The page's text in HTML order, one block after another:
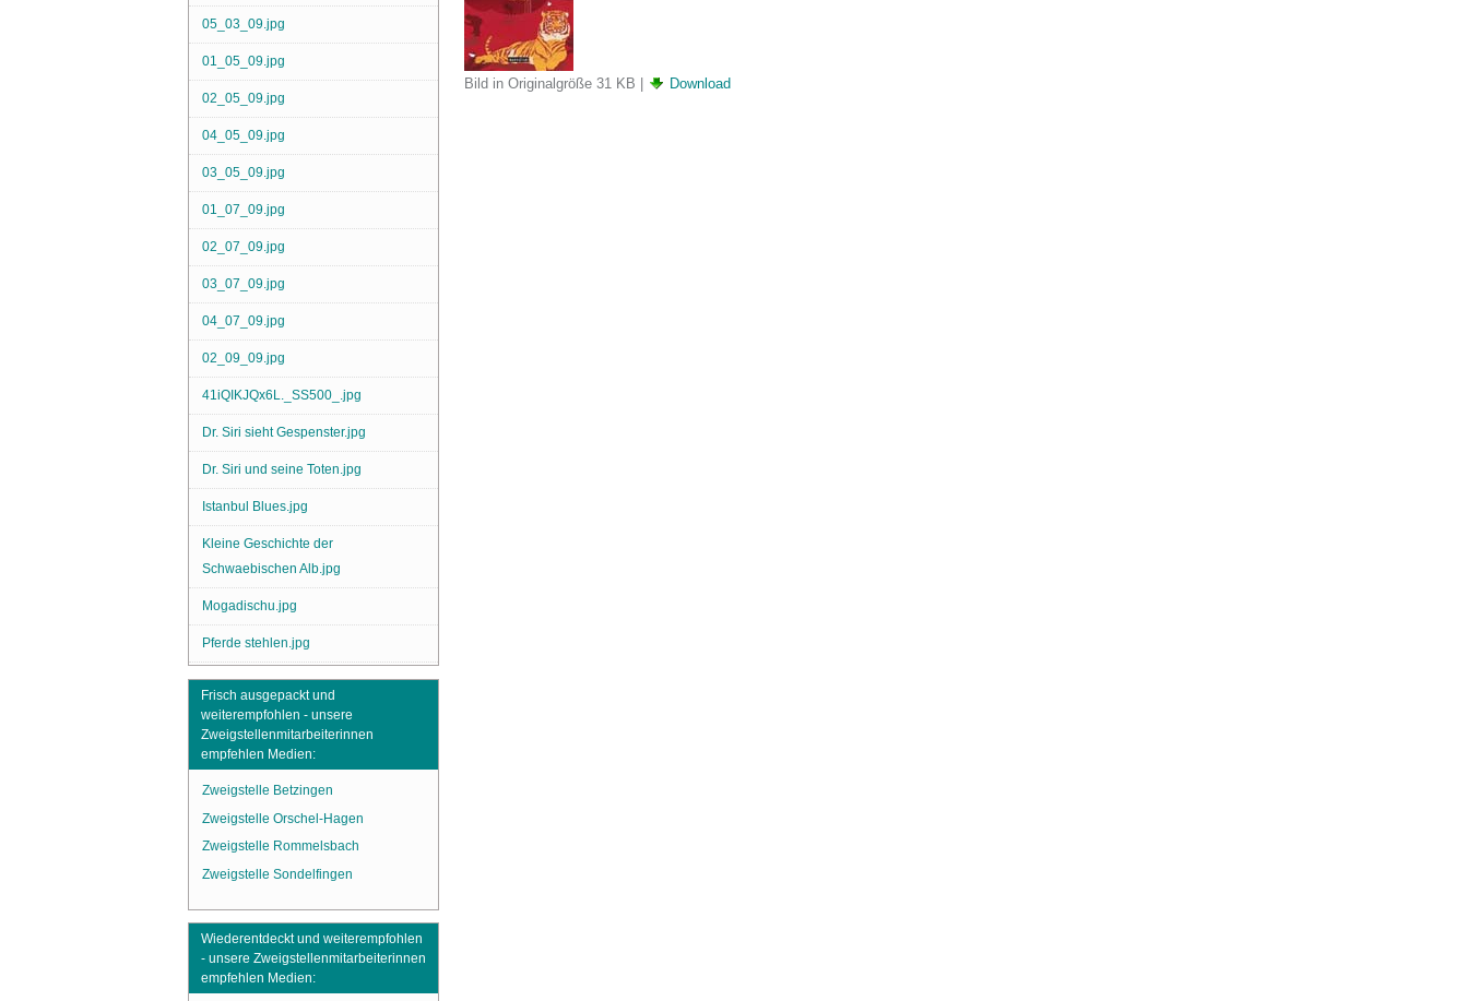
Bild in Originalgröße 31 KB Download
05_03_09.jpg
01_05_09.jpg
02_05_09.jpg
04_05_09.jpg
03_05_09.jpg
01_07_09.jpg
02_07_09.jpg
03_07_09.jpg
04_07_09.jpg
02_09_09.jpg
41iQIKJQx6L._SS500_.jpg
Dr. Siri sieht Gespenster.jpg
Dr. Siri und seine Toten.jpg
Istanbul Blues.jpg
Kleine Geschichte der
Schwaebischen Alb.jpg
Mogadischu.jpg
Pferde stehlen.jpg
Frisch ausgepackt und
weiterempfohlen - unsere
Zweigstellenmitarbeiterinnen
empfehlen Medien:
Zweigstelle Betzingen
Zweigstelle Orschel-Hagen
Zweigstelle Rommelsbach
Zweigstelle Sondelfingen
Wiederentdeckt und weiterempfohlen
- unsere Zweigstellenmitarbeiterinnen
empfehlen Medien: